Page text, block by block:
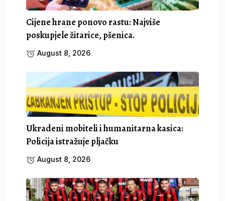
Cijene hrane ponovo rastu: Najviše
poskupjele žitarice, pšenica.
August 8, 2026
Ukradeni mobiteli i humanitarna kasica:
Policija istražuje pljačku
August 8, 2026